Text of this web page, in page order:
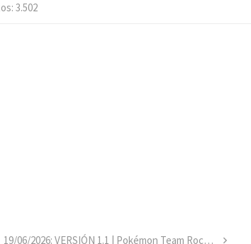
3.502
19/06/2026: VERSIÓN 1.1 | Pokémon Team Rocket Jessie & James [COMPLETO]